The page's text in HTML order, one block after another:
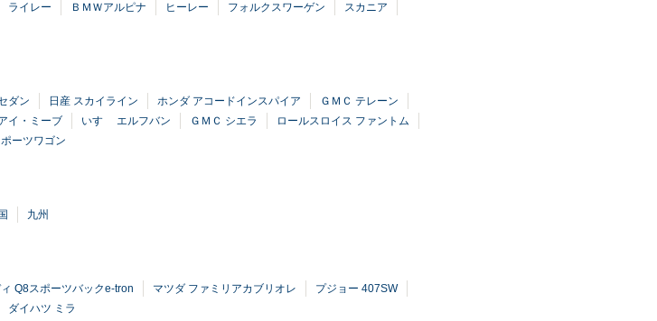
ライレー ＢＭＷアルピナ ヒーレー フォルクスワーゲン
スカニア
ダン 日産 スカイライン ホンダ アコードインスパイア
ＧＭＣ テレーン
イ・ミーブ いすゞ エルフバン ＧＭＣ シエラ
ロールスロイス ファントム
ーツワゴン
九州
Q8スポーツバックe-tron マツダ ファミリアカブリオレ
プジョー 407SW
ダイハツ ミラ